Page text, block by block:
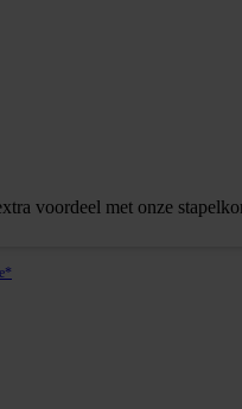
voordeel met onze